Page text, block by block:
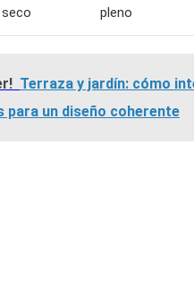
seco
pleno
Terraza y jardín: cómo
para un diseño coherente